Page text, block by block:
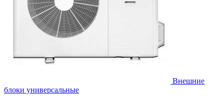
Внешние
блоки универсальные